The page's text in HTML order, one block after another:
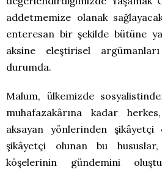
addetmemize olanak
enteresan bir şekilde bütüne
aksine eleştirisel
durumda.
Malum, ülkemizde
muhafazakârına kadar
aksayan yönlerinden
şikâyetçi olunan bu
köşelerinin gündemini